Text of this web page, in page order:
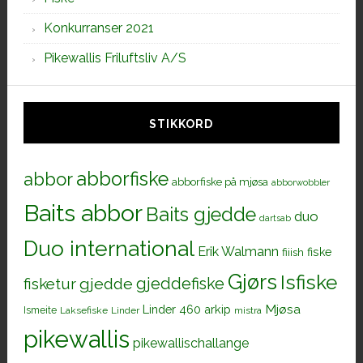
Konkurranser 2021
Pikewallis Friluftsliv A/S
STIKKORD
abborabborfiske abborfiske på mjøsa abborwobbler
Baits abbor Baits gjedde dartsab duo
Duo international Erik Walmann fiiish fiske
fisketurgjedde gjeddefiske Gjørs Isfiske
Ismeite Laksefiske Linder Linder 460 arkip mistra Mjøsa
pikewallis pikewallischallange